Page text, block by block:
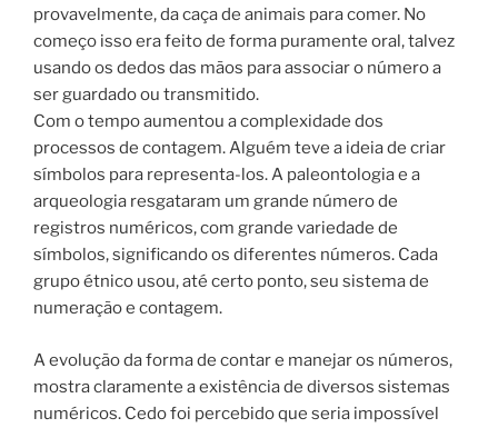
provavelmente, da caça de animais para comer. No
começo isso era feito de forma puramente oral, talvez
usando os dedos das mãos para associar o número a
ser guardado ou transmitido.
Com o tempo aumentou a complexidade dos
processos de contagem. Alguém teve a ideia de criar
símbolos para representa-los. A paleontologia e a
arqueologia resgataram um grande número de
registros numéricos, com grande variedade de
símbolos, significando os diferentes números. Cada
grupo étnico usou, até certo ponto, seu sistema de
numeração e contagem.
A evolução da forma de contar e manejar os números,
mostra claramente a existência de diversos sistemas
numéricos. Cedo foi percebido que seria impossível